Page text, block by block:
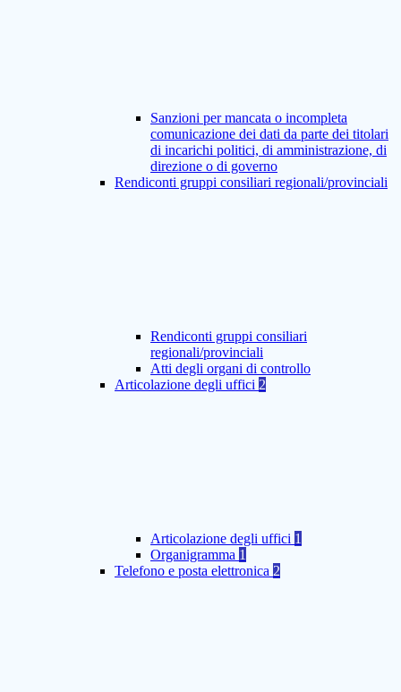
Sanzioni per mancata o incompleta
comunicazione dei dati da parte dei titolari
di incarichi politici, di amministrazione, di
direzione o di governo
Rendiconti gruppi consiliari regionali/provinciali
Rendiconti gruppi consiliari
regionali/provinciali
Atti degli organi di controllo
Articolazione degli uffici 2
Articolazione degli uffici 1
Organigramma 1
Telefono e posta elettronica 2